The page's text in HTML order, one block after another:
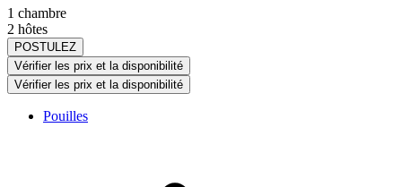
1 chambre
2 hôtes
POSTULEZ
Vérifier les prix et la disponibilité
Vérifier les prix et la disponibilité
Pouilles